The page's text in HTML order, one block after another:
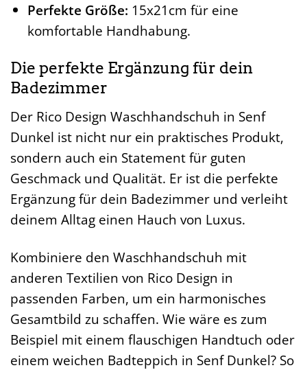
Perfekte Größe: 15x21cm für eine
komfortable Handhabung.
Die perfekte Ergänzung für dein
Badezimmer
Der Rico Design Waschhandschuh in Senf
Dunkel ist nicht nur ein praktisches Produkt,
sondern auch ein Statement für guten
Geschmack und Qualität. Er ist die perfekte
Ergänzung für dein Badezimmer und verleiht
deinem Alltag einen Hauch von Luxus.
Kombiniere den Waschhandschuh mit
anderen Textilien von Rico Design in
passenden Farben, um ein harmonisches
Gesamtbild zu schaffen. Wie wäre es zum
Beispiel mit einem flauschigen Handtuch oder
einem weichen Badteppich in Senf Dunkel? So